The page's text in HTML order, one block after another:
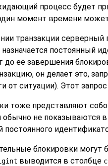
процесс будет
момент времени
транзакции серверный
назначается постоянный
до её завершения
он делает это,
от ситуации). Этот
тоже представляют
обычно не показываются
блокировки могут
выводится в столбце